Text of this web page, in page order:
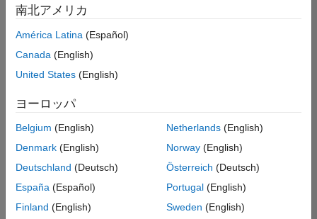
セールス オペレーション
人事
選
し
人
の
保
存
一
部
南北アメリカ
América Latina (Español)
Canada (English)
United States (English)
ヨーロッパ
Belgium (English)
Denmark (English)
Deutschland (Deutsch)
España (Español)
Finland (English)
Netherlands(English)
Norway(English)
Österreich (Deutsch)
Portugal(English)
Sweden (English)